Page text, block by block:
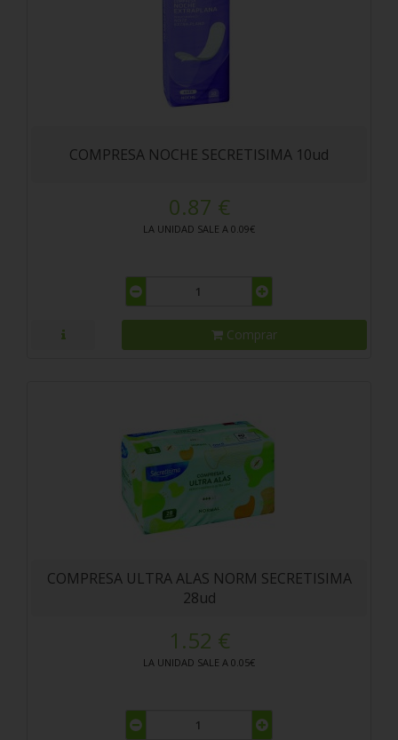
COMPRESA NOCHE SECRETISIMA 10ud
0.87 €
LA UNIDAD SALE A 0.09€
Comprar
COMPRESA ULTRA ALAS NORM SECRETISIMA
28ud
1.52 €
LA UNIDAD SALE A 0.05€